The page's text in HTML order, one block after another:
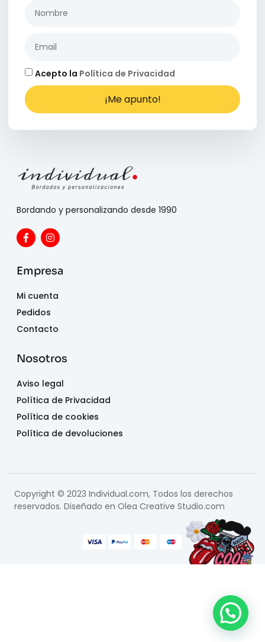
Acepto la Política de Privacidad
¡Me apunto!
Bordando y personalizando desde 1990
Empresa
Mi cuenta
Pedidos
Contacto
Nosotros
Aviso legal
Política de Privacidad
Política de cookies
Política de devoluciones
Copyright © 2023 Individual.com, Todos los derechos
reservados. Diseñado en Olea Creative Studio.com